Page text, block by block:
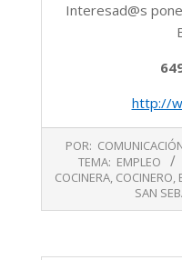
Interesad@s
http://
06
POR:
TEMA: EMPLEO
COCINERA, COCINERO,
SAN